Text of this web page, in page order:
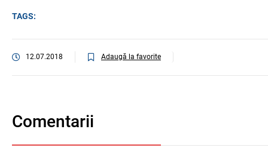
TAGS:
12.07.2018 Adaugă la favorite
Comentarii